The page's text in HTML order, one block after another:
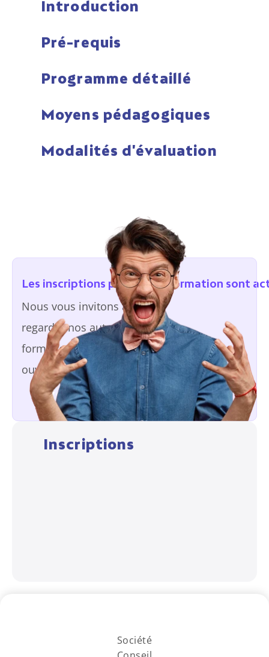
Introduction
Pré-requis
Programme détaillé
Moyens pédagogiques
Modalités d'évaluation
Les inscriptions pour cette formation sont
Nous vous invitons à
regarder nos autres
formations actuellement
ouvertes.
Revenir aux formations
Inscriptions
Société